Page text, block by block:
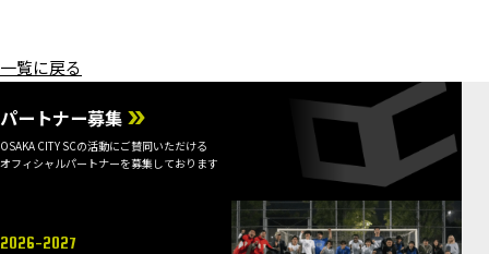
一覧に戻る
パートナー募集
OSAKA CITY SCの活動にご賛同いただける
オフィシャルパートナーを募集しております
2026-2027